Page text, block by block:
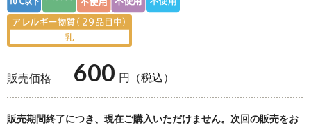
販売価格 600 円（税込）
販売期間終了につき、現在ご購入いただけません。次回の販売をお